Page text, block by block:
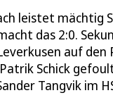
leistet mächtig
das 2:0.
auf den
Schick
Tangvik im